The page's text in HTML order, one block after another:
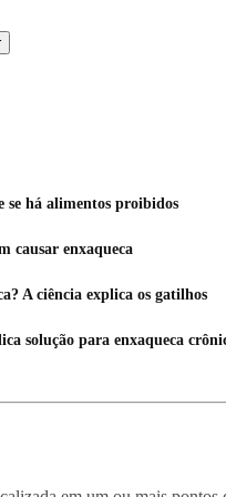
se há alimentos proibidos
causar enxaqueca
A ciência explica os gatilhos
solução para enxaqueca